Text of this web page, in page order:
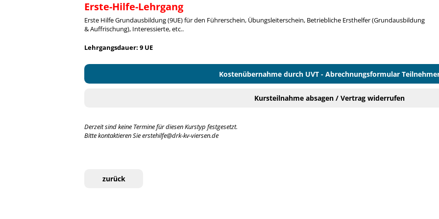
Erste-Hilfe-Lehrgang
Erste Hilfe Grundausbildung (9UE) für den Führerschein, Übungsleiterschein, Betriebliche Ersthelfer (Grundausbildung
& Auffrischung), Interessierte, etc..
Lehrgangsdauer: 9 UE
Kostenübernahme durch UVT - Abrechnungsformular
Kursteilnahme absagen / Vertrag widerrufen
Derzeit sind keine Termine für diesen Kurstyp festgesetzt.
Bitte kontaktieren Sie erstehilfe@drk-kv-viersen.de
zurück